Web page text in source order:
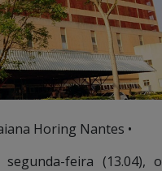
Horing Nantes •
segunda-feira (13.04), o